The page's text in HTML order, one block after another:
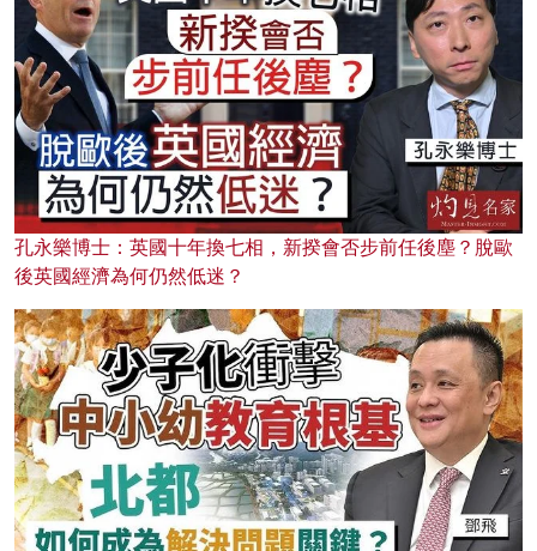
孔永樂博士：英國十年換七相，新揆會否步前任後塵？脫歐
後英國經濟為何仍然低迷？